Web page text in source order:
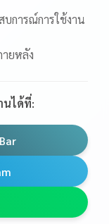
การณ์การใช้งาน
ยหลัง
นได้ที่: